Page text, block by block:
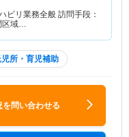
ビリ業務全般 訪問手段：
区域…
所・育児補助
問い合わせる